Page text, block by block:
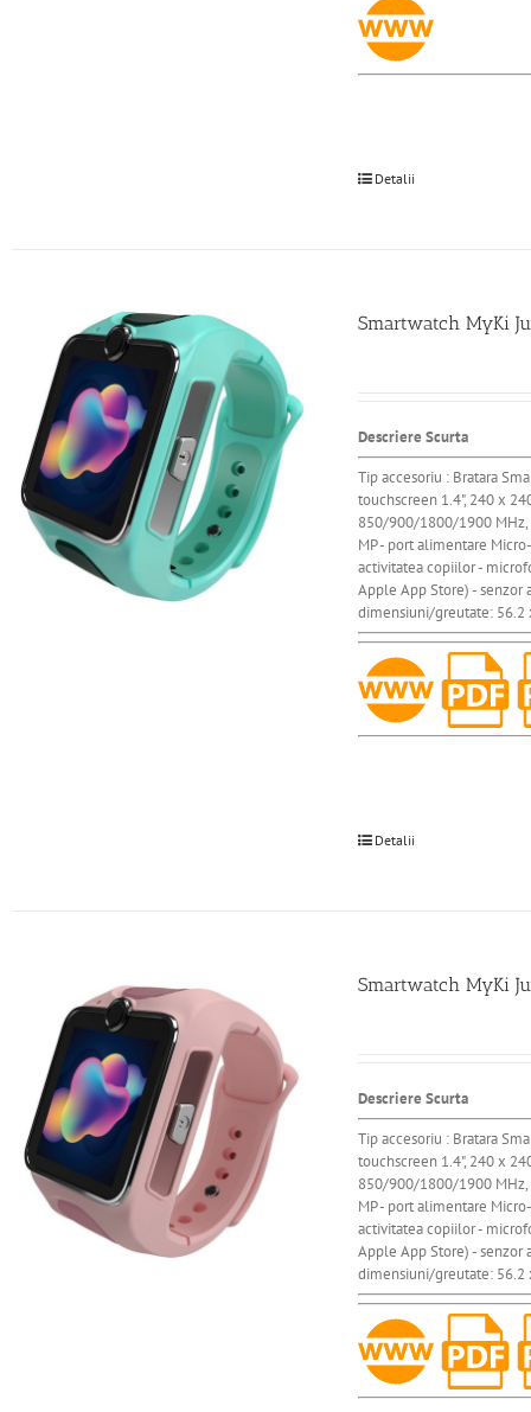
Detalii
Smartwatch MyKi
Descriere Scurta
Tip accesoriu : Bratara
touchscreen 1.4", 240 x
850/900/1800/1900 MHz,
MP - port alimentare
activitatea copiilor -
Apple App Store) -
dimensiuni/greutate: 56.2
Detalii
Smartwatch MyKi
Descriere Scurta
Tip accesoriu : Bratara
touchscreen 1.4", 240 x
850/900/1800/1900 MHz,
MP - port alimentare
activitatea copiilor -
Apple App Store) -
dimensiuni/greutate: 56.2